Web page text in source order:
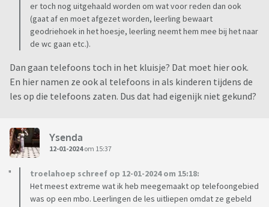
er toch nog uitgehaald worden om wat voor reden dan ook
(gaat af en moet afgezet worden, leerling bewaart
geodriehoek in het hoesje, leerling neemt hem mee bij het naar
de wc gaan etc.).
Dan gaan telefoons toch in het kluisje? Dat moet hier ook.
En hier namen ze ook al telefoons in als kinderen tijdens de
les op die telefoons zaten. Dus dat had eigenijk niet gekund?
Ysenda
12-01-2024om 15:37
troelahoep schreef op 12-01-2024 om 15:18:
Het meest extreme wat ik heb meegemaakt op telefoongebied
was op een mbo. Leerlingen de les uitliepen omdat ze gebeld